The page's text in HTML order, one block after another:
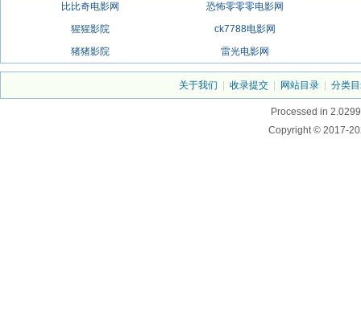
比比奇电影网
恐怖零零零电影网
猩猩影院
ck7788电影网
猪猪影院
雷光电影网
关于我们 收录提交 网站目录 分类
Processed in
Copyright © 2017-